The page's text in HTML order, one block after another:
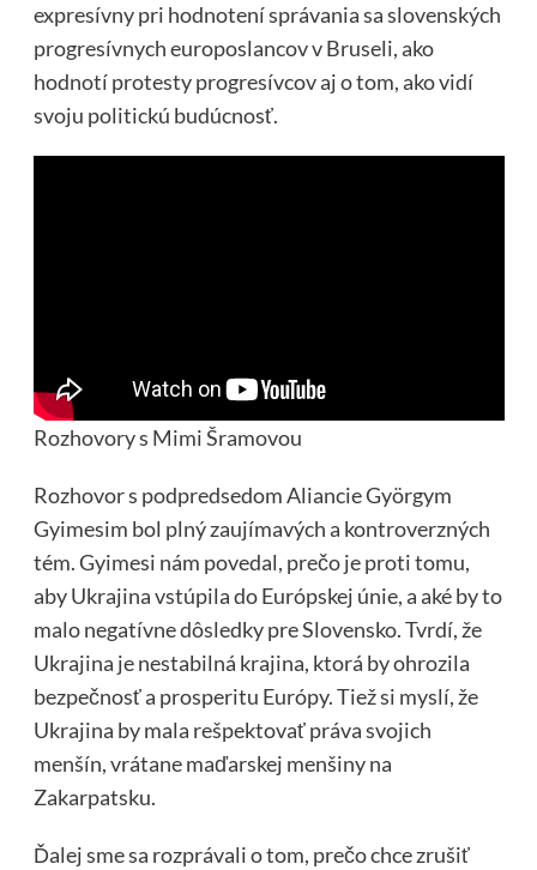
expresívny pri hodnotení správania sa slovenských
progresívnych europoslancov v Bruseli, ako
hodnotí protesty progresívcov aj o tom, ako vidí
svoju politickú budúcnosť.
Rozhovory s Mimi Šramovou
Rozhovor s podpredsedom Aliancie Györgym
Gyimesim bol plný zaujímavých a kontroverzných
tém. Gyimesi nám povedal, prečo je proti tomu,
aby Ukrajina vstúpila do Európskej únie, a aké by to
malo negatívne dôsledky pre Slovensko. Tvrdí, že
Ukrajina je nestabilná krajina, ktorá by ohrozila
bezpečnosť a prosperitu Európy. Tiež si myslí, že
Ukrajina by mala rešpektovať práva svojich
menšín, vrátane maďarskej menšiny na
Zakarpatsku.
Ďalej sme sa rozprávali o tom, prečo chce zrušiť